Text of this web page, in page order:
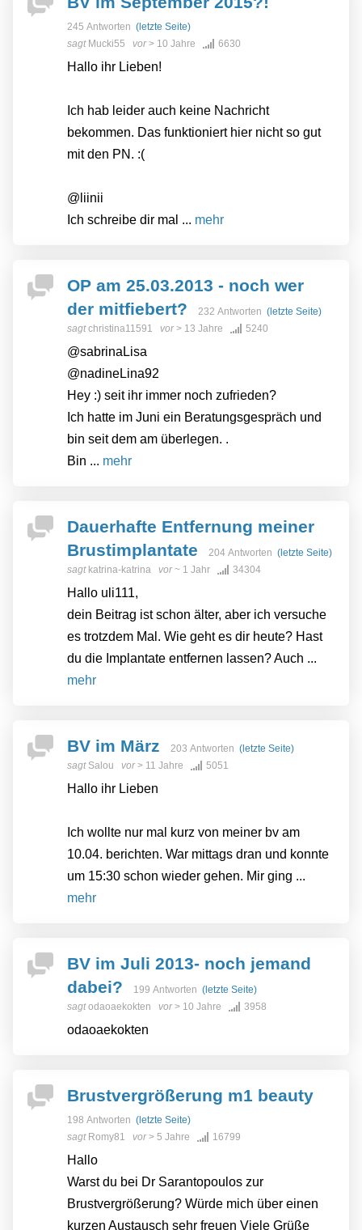
245 Antworten (letzte Seite)
sagt Mucki55 vor> 10 Jahre 6630
Hallo ihr Lieben!
Ich hab leider auch keine Nachricht
bekommen. Das funktioniert hier nicht so gut
mit den PN. :(
@liinii
Ich schreibe dir mal ... mehr
OP am 25.03.2013 - noch wer
der mitfiebert?
232 Antworten (letzte Seite)
sagtchristina11591 vor> 13 Jahre 5240
@sabrinaLisa
@nadineLina92
Hey :) seit ihr immer noch zufrieden?
Ich hatte im Juni ein Beratungsgespräch und
bin seit dem am überlegen. .
Bin ... mehr
Dauerhafte Entfernung meiner
Brustimplantate
204 Antworten (letzte Seite)
sagt katrina-katrina vor~ 1 Jahr 34304
Hallo uli111,
dein Beitrag ist schon älter, aber ich versuche
es trotzdem Mal. Wie geht es dir heute? Hast
du die Implantate entfernen lassen? Auch ...
mehr
BV im März 203 Antworten (letzte Seite)
sagt Salou vor> 11 Jahre 5051
Hallo ihr Lieben
Ich wollte nur mal kurz von meiner bv am
10.04. berichten. War mittags dran und konnte
um 15:30 schon wieder gehen. Mir ging ...
mehr
BV im Juli 2013- noch jemand
dabei?
199 Antworten (letzte Seite)
sagtodaoaekokten vor> 10 Jahre 3958
odaoaekokten
Brustvergrößerung m1 beauty
198 Antworten (letzte Seite)
sagt Romy81 vor> 5 Jahre 16799
Hallo
Warst du bei Dr Sarantopoulos zur
Brustvergrößerung? Würde mich über einen
kurzen Austausch sehr freuen Viele Grüße